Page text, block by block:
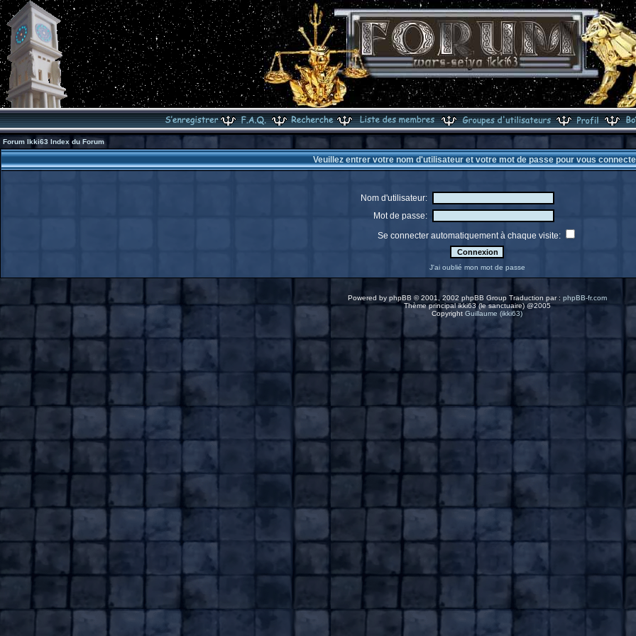
Forum Ikki63 Index du Forum
Veuillez entrer votre nom d'utilisateur et votre mot de passe pour vous
Nom d'utilisateur:
Mot de passe:
Se connecter automatiquement à chaque visite:
J'ai oublié mon mot de passe
Powered by phpBB © 2001, 2002 phpBB Group Traduction par : phpBB-fr.com
Thème principal ikki63 (le sanctuaire) @2005
Copyright Guillaume (ikki63)